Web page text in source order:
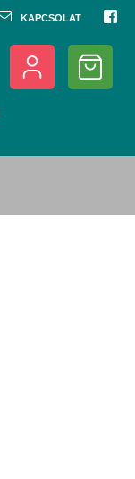
KAPCSOLAT